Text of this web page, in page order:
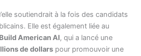
soutiendrait à la fois des candidats
Elle est également liée au
Build American AI, qui a lancé une
de dollars pour promouvoir une